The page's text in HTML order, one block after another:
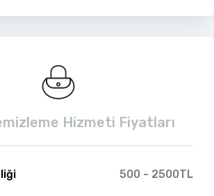
Hizmeti Fiyatları
500 - 2500TL